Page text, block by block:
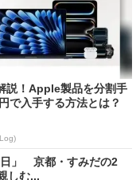
説！Apple製品を分割手
で入手する方法とは？
日」 京都・すみだの2
しむ...